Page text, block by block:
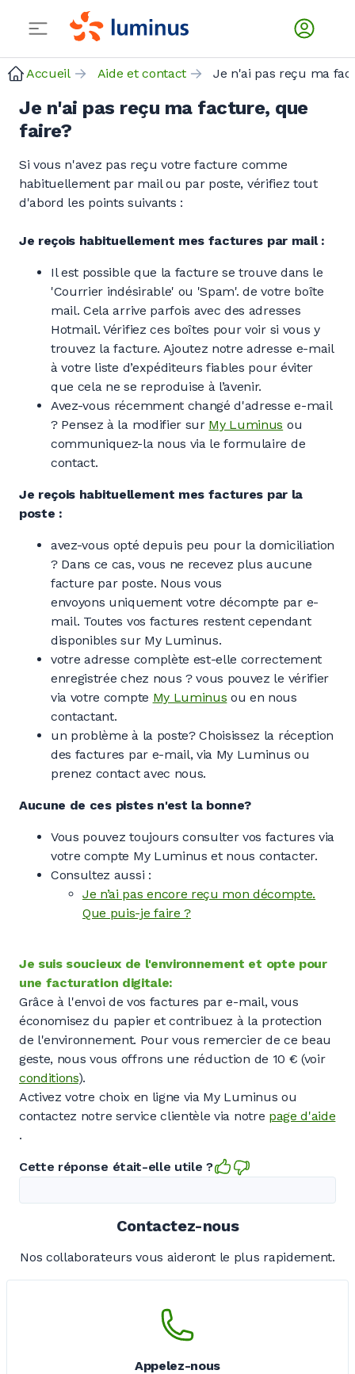
Accueil Aide et contact
Je n'ai pas reçu ma facture, que
faire?
Si vous n'avez pas reçu votre facture comme
habituellement par mail ou par poste, vérifiez tout
d'abord les points suivants :
Je reçois habituellement mes factures par mail :
Il est possible que la facture se trouve dans le
'Courrier indésirable' ou 'Spam'. de votre boîte
mail. Cela arrive parfois avec des adresses
Hotmail. Vérifiez ces boîtes pour voir si vous y
trouvez la facture. Ajoutez notre adresse e-mail
à votre liste d’expéditeurs fiables pour éviter
que cela ne se reproduise à l’avenir.
Avez-vous récemment changé d'adresse e-mail
? Pensez à la modifier sur My Luminus ou
communiquez-la nous via le formulaire de
contact.
Je reçois habituellement mes factures par la
poste :
avez-vous opté depuis peu pour la domiciliation
? Dans ce cas, vous ne recevez plus aucune
facture par poste. Nous vous
envoyons uniquement votre décompte par e-
mail. Toutes vos factures restent cependant
disponibles sur My Luminus.
votre adresse complète est-elle correctement
enregistrée chez nous ? vous pouvez le vérifier
via votre compte My Luminus ou en nous
contactant.
un problème à la poste? Choisissez la réception
des factures par e-mail, via My Luminus ou
prenez contact avec nous.
Aucune de ces pistes n'est la bonne?
Vous pouvez toujours consulter vos factures via
votre compte My Luminus et nous contacter.
Consultez aussi :
Je n’ai pas encore reçu mon décompte.
Que puis-je faire ?
Je suis soucieux de l'environnement et opte pour
une facturation digitale:
Grâce à l'envoi de vos factures par e-mail, vous
économisez du papier et contribuez à la protection
de l'environnement. Pour vous remercier de ce beau
geste, nous vous offrons une réduction de 10 € (voir
conditions).
Activez votre choix en ligne via My Luminus ou
contactez notre service clientèle via notre page d'aide
.
Cette réponse était-elle utile ?
Contactez-nous
Nos collaborateurs vous aideront le plus rapidement.
Appelez-nous